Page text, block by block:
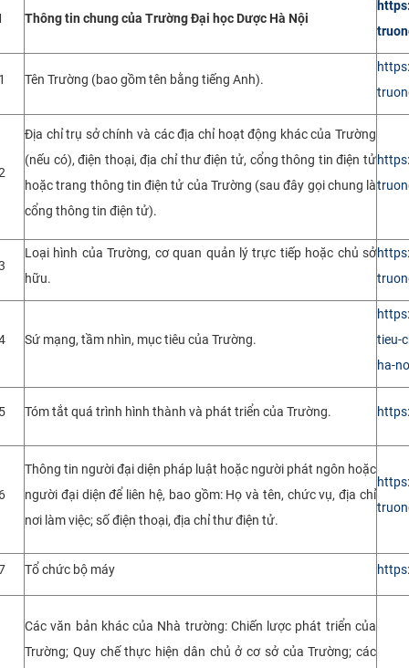
Thông tin chung của Trường Đại học Dược Hà Nội
Tên Trường (bao gồm tên bằng tiếng Anh).
Địa chỉ trụ sở chính và các địa chỉ hoạt động khác của Trường
(nếu có), điện thoại, địa chỉ thư điện tử, cổng thông tin điện tử
hoặc trang thông tin điện tử của Trường (sau đây gọi chung là
cổng thông tin điện tử).
Loại hình của Trường, cơ quan quản lý trực tiếp hoặc chủ sở
hữu.
Sứ mạng, tầm nhìn, mục tiêu của Trường.
tieu-
ha-
Tóm tắt quá trình hình thành và phát triển của Trường.
Thông tin người đại diện pháp luật hoặc người phát ngôn hoặc
người đại diện để liên hệ, bao gồm: Họ và tên, chức vụ, địa chỉ
nơi làm việc; số điện thoại, địa chỉ thư điện tử.
Tổ chức bộ máy
Các văn bản khác của Nhà trường: Chiến lược phát triển của
Trường; Quy chế thực hiện dân chủ ở cơ sở của Trường; các